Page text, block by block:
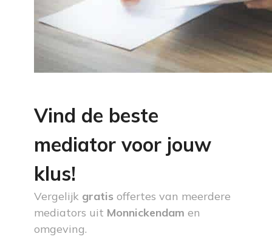
Vind de beste
mediator voor jouw
klus!
Vergelijk gratis offertes van meerdere
mediators uit Monnickendam en
omgeving.